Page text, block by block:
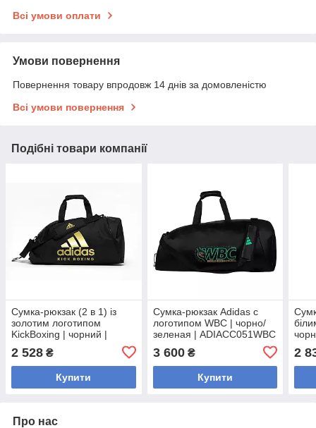
Всі умови оплати
Умови повернення
Повернення товару впродовж 14 днів за домовленістю
Всі умови повернення
Подібні товари компанії
Сумка-рюкзак (2 в 1) із
золотим логотипом
KickBoxing | чорний |
2 528 ₴
Купити
Сумка-рюкзак Adidas с
логотипом WBC | чорно/
зеленая | ADIACC051WBC
3 600₴
Купити
2
Про нас